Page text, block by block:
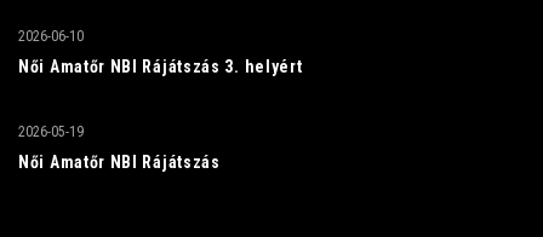
Női Amatőr NBI Rájátszás 3. helyért
2026-06-10
Női Amatőr NBI Rájátszás
2026-05-19